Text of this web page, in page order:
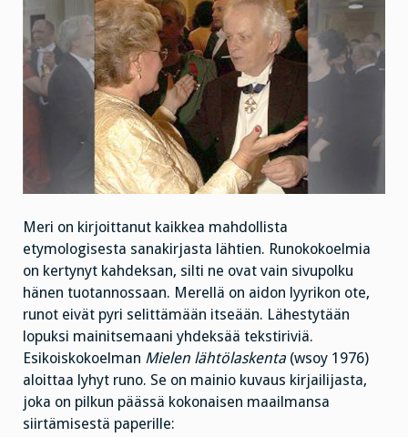
Meri on kirjoittanut kaikkea mahdollista
etymologisesta sanakirjasta lähtien. Runokokoelmia
on kertynyt kahdeksan, silti ne ovat vain sivupolku
hänen tuotannossaan. Merellä on aidon lyyrikon ote,
runot eivät pyri selittämään itseään. Lähestytään
lopuksi mainitsemaani yhdeksää tekstiriviä.
Esikoiskokoelman Mielen lähtölaskenta (wsoy 1976)
aloittaa lyhyt runo. Se on mainio kuvaus kirjailijasta,
joka on pilkun päässä kokonaisen maailmansa
siirtämisestä paperille: